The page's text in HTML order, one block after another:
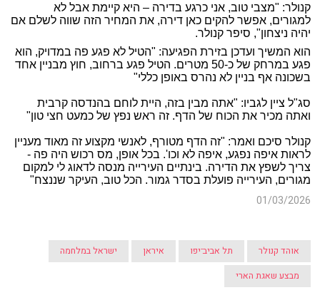
קנולר: "מצבי טוב, אני כרגע בדירה – היא קיימת אבל לא
למגורים, אפשר להקים כאן דירה, את המחיר הזה שווה לשלם אם
יהיה ניצחון", סיפר קנולר.
הוא המשיך ועדכן בזירת הפגיעה: "הטיל לא פגע פה במדויק, הוא
פגע במרחק של כ-50 מטרים. הטיל פגע ברחוב, חוץ מבניין אחד
בשכונה אף בניין לא נהרס באופן כללי"
סג"ל ציין לגביו: "אתה מבין בזה, היית לוחם בהנדסה קרבית
ואתה מכיר את הכוח של הדף. זה ראש נפץ של כמעט חצי טון"
קנולר סיכם ואמר: "זה הדף מטורף, לאנשי מקצוע זה מאוד מעניין
לראות איפה נפגע, איפה לא וכו'. בכל אופן, מס רכוש היה פה -
צריך לשפץ את הדירה. בינתיים העירייה מנסה לדאוג לי למקום
מגורים, העירייה פועלת בסדר גמור. הכל טוב, העיקר שננצח"
01/03/2026
אוהד קנולר תל אביב־יפו איראן
ישראל במלחמה
מבצע שאגת הארי